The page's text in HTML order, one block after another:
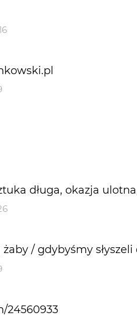
długa, okazja
/ gdybyśmy
24560933